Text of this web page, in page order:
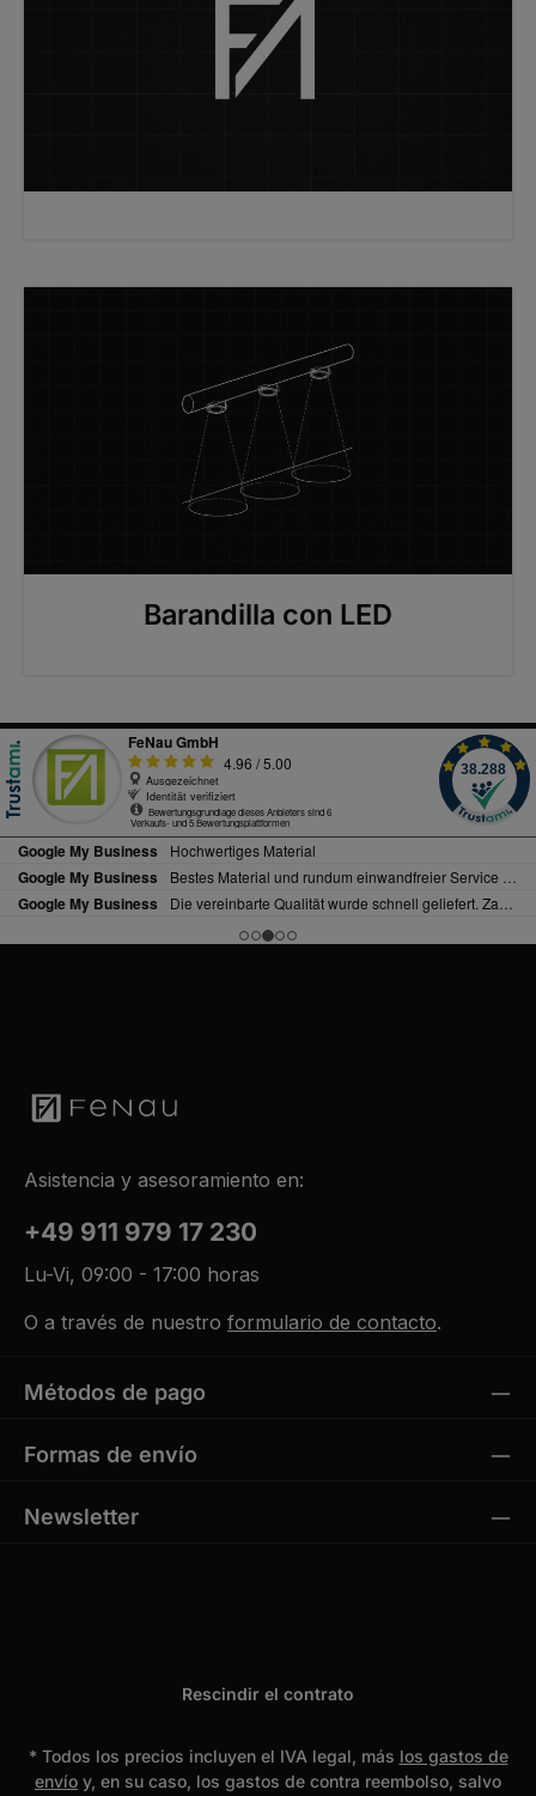
Barandilla con LED
Asistencia y asesoramiento en:
+49 911 979 17 230
Lu-Vi, 09:00 - 17:00 horas
O a través de nuestro formulario de contacto.
Métodos de pago
Formas de envío
Newsletter
Rescindir el contrato
* Todos los precios incluyen el IVA legal, más los gastos de
envío y, en su caso, los gastos de contra reembolso, salvo